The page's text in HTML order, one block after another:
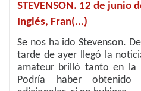
STEVENSON. 12 de junio
Inglés, Fran(...)
Se nos ha ido Stevenson.
tarde de ayer llegó la
amateur brilló tanto en la
Podría haber